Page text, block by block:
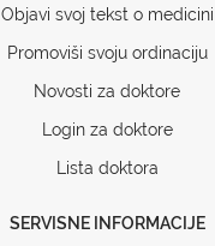
Objavi svoj tekst o medicini
Promoviši svoju ordinaciju
Novosti za doktore
Login za doktore
Lista doktora
SERVISNE INFORMACIJE